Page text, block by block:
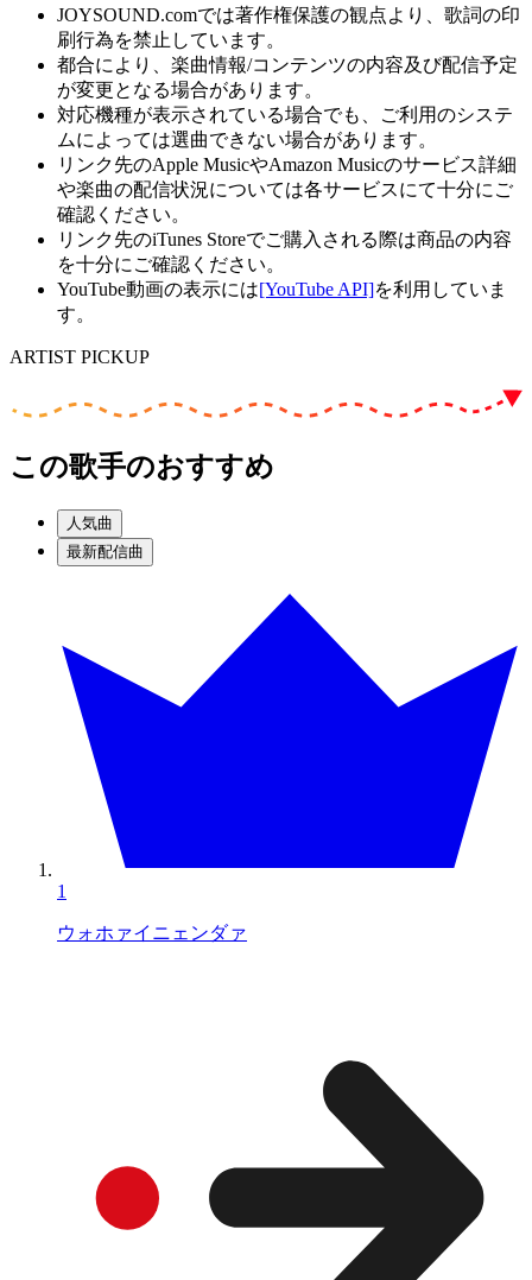
JOYSOUND.comでは著作権保護の観点より、歌詞の印
刷行為を禁止しています。
都合により、楽曲情報/コンテンツの内容及び配信予定
が変更となる場合があります。
対応機種が表示されている場合でも、ご利用のシステ
ムによっては選曲できない場合があります。
リンク先のApple MusicやAmazon Musicのサービス詳細
や楽曲の配信状況については各サービスにて十分にご
確認ください。
リンク先のiTunes Storeでご購入される際は商品の内容
を十分にご確認ください。
YouTube動画の表示には[YouTube API]を利用していま
す。
ARTIST PICKUP
この歌手のおすすめ
人気曲
最新配信曲
1
ウォホァイニェンダァ